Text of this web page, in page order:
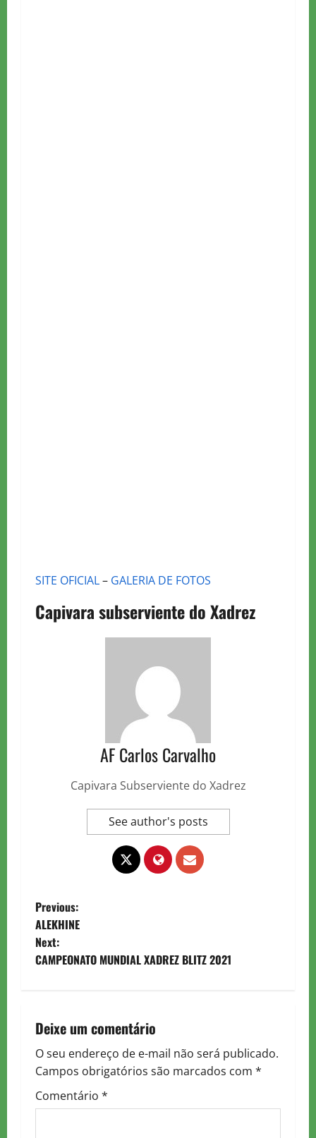
SITE OFICIAL– GALERIA DE FOTOS
Capivara subserviente do Xadrez
AF Carlos Carvalho
Capivara Subserviente do Xadrez
See author's posts
P
o
s
n
a
v
i
Previous:
ALEKHINE
Next:
CAMPEONATO MUNDIAL XADREZ BLITZ 2021
Deixe um comentário
O seu endereço de e-mail não será publicado.
Campos obrigatórios são marcados com *
Comentário *